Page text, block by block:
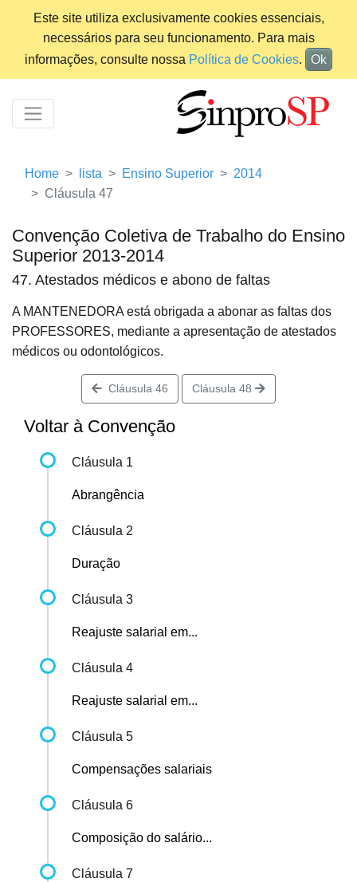
Este site utiliza exclusivamente cookies essenciais,
necessários para seu funcionamento. Para mais
informações, consulte nossa Política de Cookies. Ok
Home lista Ensino Superior
2014
Cláusula 47
Convenção Coletiva de Trabalho do Ensino
Superior 2013-2014
47. Atestados médicos e abono de faltas
A MANTENEDORA está obrigada a abonar as faltas dos
PROFESSORES, mediante a apresentação de atestados
médicos ou odontológicos.
Cláusula 46 Cláusula 48
Voltar à Convenção
Cláusula 1
Abrangência
Cláusula 2
Duração
Cláusula 3
Reajuste salarial em...
Cláusula 4
Reajuste salarial em...
Cláusula 5
Compensações salariais
Cláusula 6
Composição do salário...
Cláusula 7